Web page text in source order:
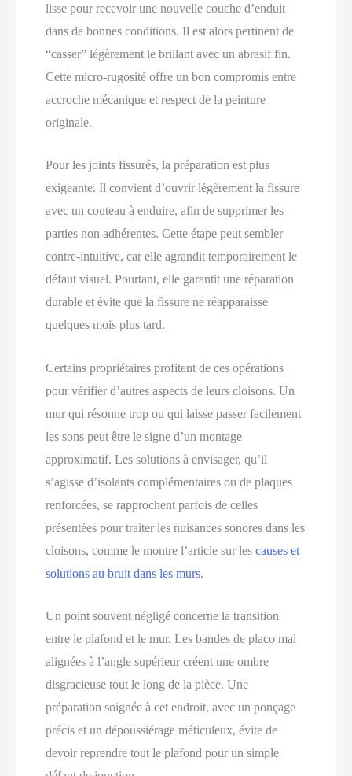
lisse pour recevoir une nouvelle couche d’enduit
dans de bonnes conditions. Il est alors pertinent de
“casser” légèrement le brillant avec un abrasif fin.
Cette micro‑rugosité offre un bon compromis entre
accroche mécanique et respect de la peinture
originale.
Pour les joints fissurés, la préparation est plus
exigeante. Il convient d’ouvrir légèrement la fissure
avec un couteau à enduire, afin de supprimer les
parties non adhérentes. Cette étape peut sembler
contre‑intuitive, car elle agrandit temporairement le
défaut visuel. Pourtant, elle garantit une réparation
durable et évite que la fissure ne réapparaisse
quelques mois plus tard.
Certains propriétaires profitent de ces opérations
pour vérifier d’autres aspects de leurs cloisons. Un
mur qui résonne trop ou qui laisse passer facilement
les sons peut être le signe d’un montage
approximatif. Les solutions à envisager, qu’il
s’agisse d’isolants complémentaires ou de plaques
renforcées, se rapprochent parfois de celles
présentées pour traiter les nuisances sonores dans les
cloisons, comme le montre l’article sur lescauses et
solutions au bruit dans les murs.
Un point souvent négligé concerne la transition
entre le plafond et le mur. Les bandes de placo mal
alignées à l’angle supérieur créent une ombre
disgracieuse tout le long de la pièce. Une
préparation soignée à cet endroit, avec un ponçage
précis et un dépoussiérage méticuleux, évite de
devoir reprendre tout le plafond pour un simple